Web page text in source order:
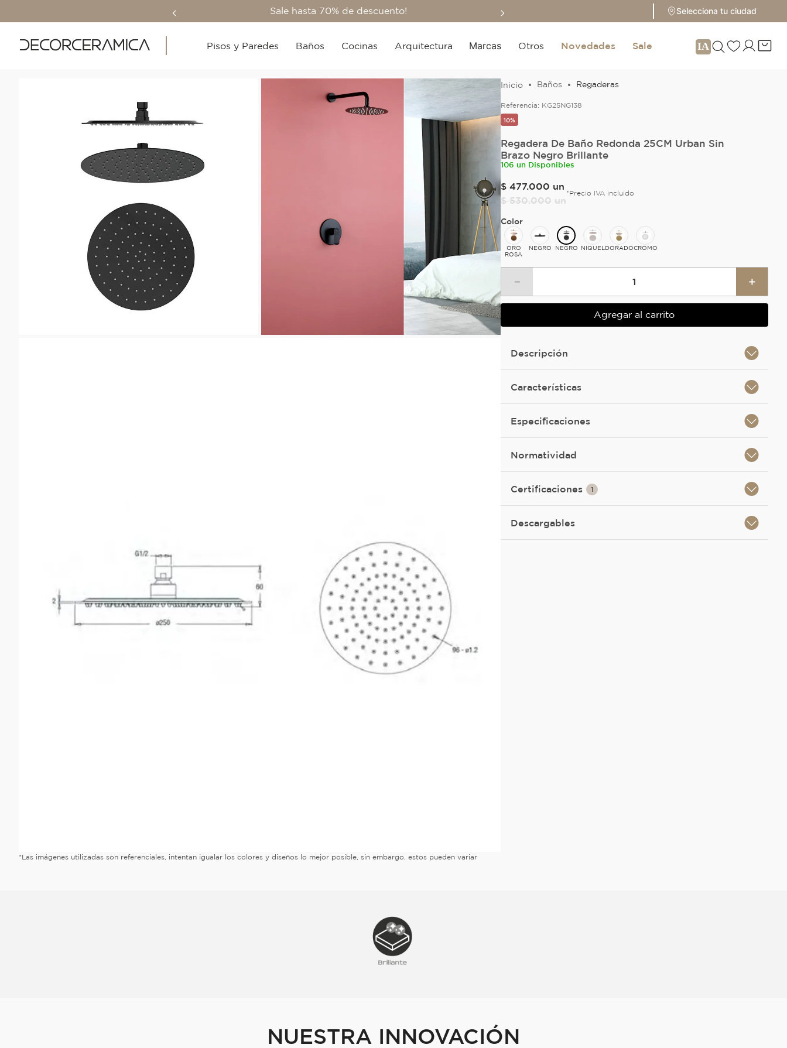
Sale hasta 70% de descuento! Selecciona tu ciudad
Pisos y Paredes Baños Cocinas Arquitectura Marcas Otros Novedades Sale
*Las imágenes utilizadas son referenciales, intentan igualar los colores y diseños lo mejor posible, sin embargo, estos pueden variar
Baños Regaderas
Referencia: KG25NG138
10%
Regadera De Baño Redonda 25CM Urban Sin
Brazo Negro Brillante
106 un Disponibles
$ 477.000 un
$ 530.000 un
*Precio IVA incluido
Color
ORO
ROSA
NEGRO NEGRO NIQUEL DORADOCROMO
＋
－
Agregar al carrito
Descripción
Características
Especificaciones
Normatividad
Certificaciones 1
Descargables
NUESTRA INNOVACIÓN